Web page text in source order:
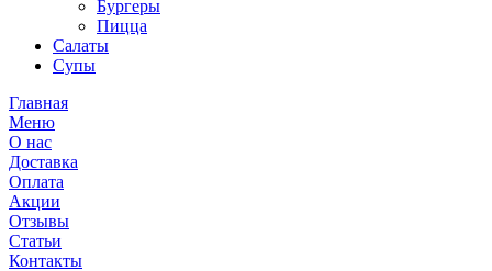
Бургеры
Пицца
Салаты
Супы
Главная
Меню
О нас
Доставка
Оплата
Акции
Отзывы
Статьи
Контакты